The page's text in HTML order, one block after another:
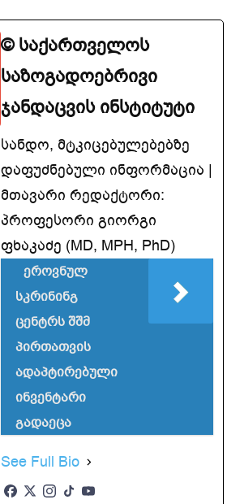
© საქართველოს
საზოგადოებრივი
ჯანდაცვის ინსტიტუტი
სანდო, მტკიცებულებებზე
დაფუძნებული ინფორმაცია |
მთავარი რედაქტორი:
პროფესორი გიორგი
ფხაკაძე (MD, MPH, PhD)
ეროვნულ
სკრინინგ
ცენტრს შშმ
პირთათვის
ადაპტირებული
ინვენტარი
გადაეცა
See Full Bio